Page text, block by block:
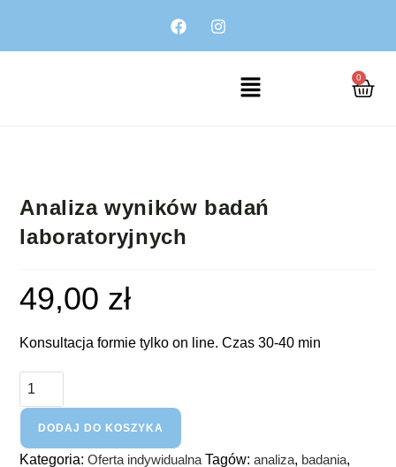
0
Analiza wyników badań
laboratoryjnych
49,00 zł
Konsultacja formie tylko on line. Czas 30-40 min
DODAJ DO KOSZYKA
Kategoria:Oferta indywidualna Tagów:analiza, badania,